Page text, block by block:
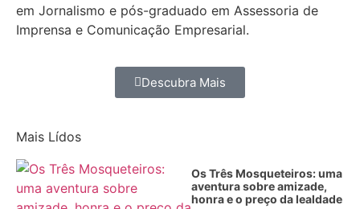
em Jornalismo e pós-graduado em Assessoria de
Imprensa e Comunicação Empresarial.
Descubra Mais
Mais Lídos
Os Três Mosqueteiros: uma
aventura sobre amizade,
honra e o preço da lealdade